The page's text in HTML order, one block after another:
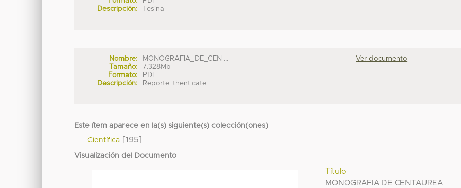
Descripción:
Tesina
Nombre:
MONOGRAFIA_DE_CEN ...
Tamaño:
7.328Mb
Formato:
PDF
Descripción:
Reporte ithenticate
Ver documento
Este ítem aparece en la(s) siguiente(s) colección(ones)
Científica [195]
Visualización del Documento
Título
MONOGRAFIA DE CENTAUREA